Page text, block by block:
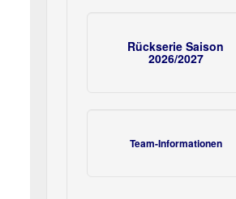
Rückserie Saison
2026/2027
Team-Informationen